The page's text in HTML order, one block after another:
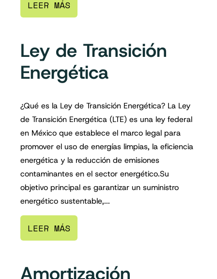
LEER MÁS
Ley de Transición
Energética
¿Qué es la Ley de Transición Energética? La Ley
de Transición Energética (LTE) es una ley federal
en México que establece el marco legal para
promover el uso de energías limpias, la eficiencia
energética y la reducción de emisiones
contaminantes en el sector energético.Su
objetivo principal es garantizar un suministro
energético sustentable,...
LEER MÁS
Amortización